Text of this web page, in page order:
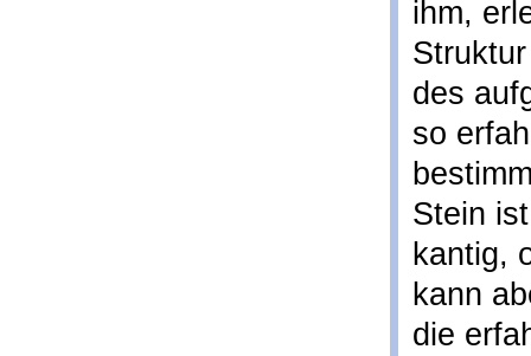
ihm,
des
so
Stein
kantig,
kann
die